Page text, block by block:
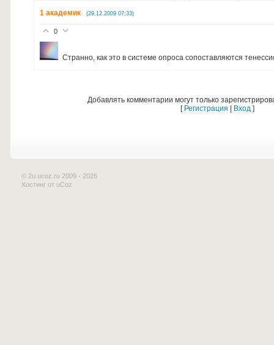
1 академик (29.12.2009 07:33)
0
Странно, как это в системе опроса сопоставляются
Добавлять комментарии могут только
[ Регистрация Вход]
© 2u.ucoz.ru 2009 - 2026
Хостинг от uCoz